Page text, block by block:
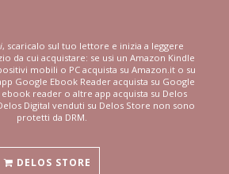
, scaricalo sul tuo lettore e inizia a leggere
da cui acquistare: se usi un Amazon Kindle
mobili o PC acquista su Amazon.it o su
Google Ebook Reader acquista su Google
ebook reader o altre app acquista su Delos
Digital venduti su Delos Store non sono
protetti da DRM.
DELOS STORE